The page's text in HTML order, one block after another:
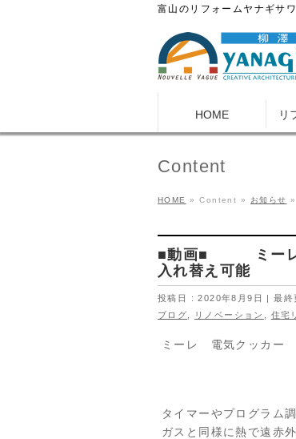
富山のリフォームヤナギサ
HOME リ
Content
HOME » Content » お知らせ »
■動画■ ミーレ
入れ替え可能
投稿日 : 2020年8月9日 最終
ブログ
リノベーション 住宅
ミーレ 電気クッカ
タイマーやプログラム
ガスと同様に熱で遠赤